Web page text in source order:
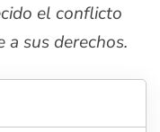
el conflicto
a sus derechos.